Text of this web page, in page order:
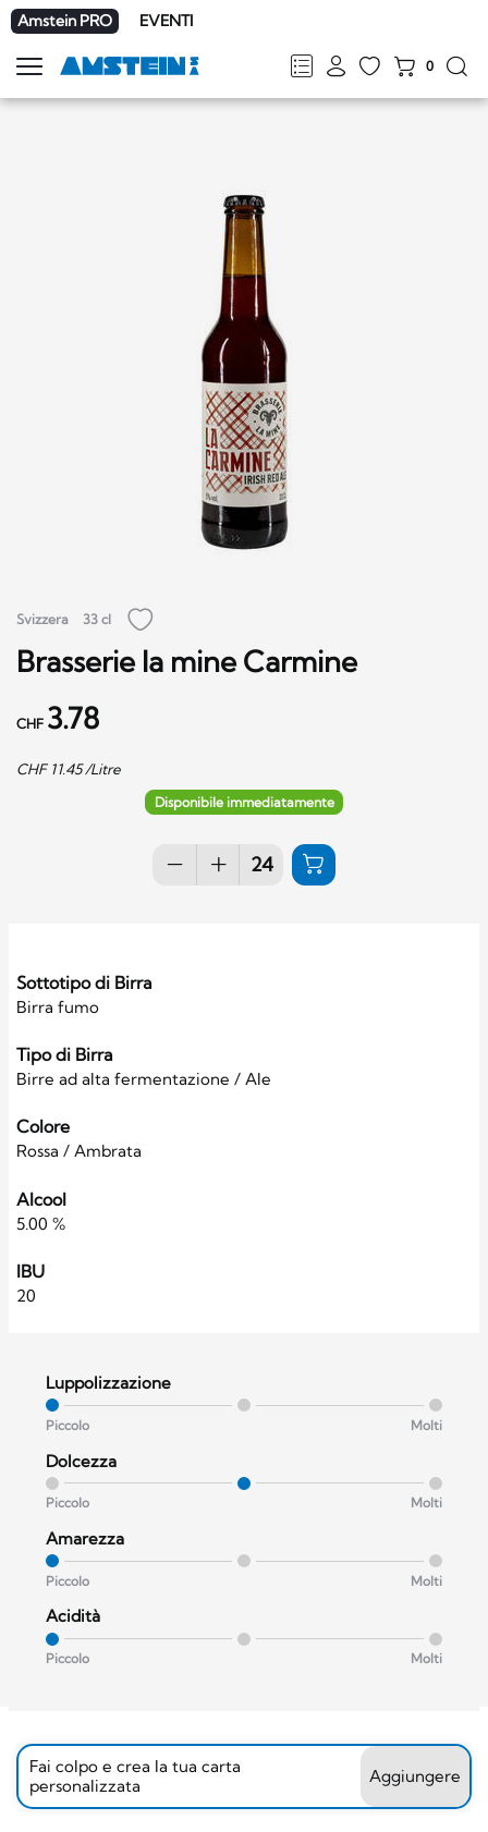
Amstein PRO EVENTI
FRDEENIT
0
Mostra
la
Svizzera 33 cl
Brasserie la mine Carmine
CHF 3.78
CHF 11.45/Litre
Disponibile immediatamente
Sottotipo di Birra
Birra fumo
Tipo di Birra
Birre ad alta fermentazione / Ale
Colore
Rossa / Ambrata
Alcool
5.00 %
IBU
20
Luppolizzazione
Piccolo Molti
Dolcezza
Piccolo Molti
Amarezza
Piccolo Molti
Acidità
Piccolo Molti
Fai colpo e crea la tua carta
personalizzata
Aggiungere